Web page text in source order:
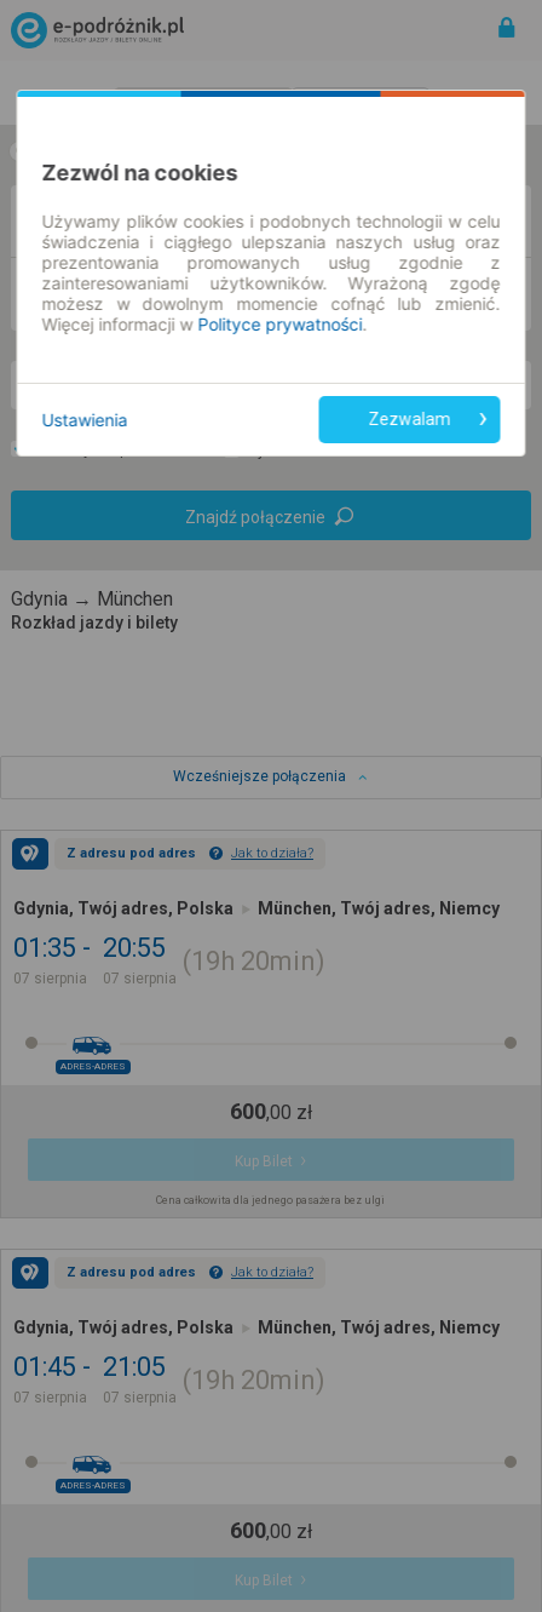
Z
DO
pt. 7 sie. -- : --
Znajdź połączenie
Gdynia → München
Rozkład jazdy i bilety
Wcześniejsze połączenia
Z adresu pod adres Jak to działa?
Gdynia, Twój adres, Polska München, Twój adres, Niemcy
01:35
07 sierpnia
20:55
07 sierpnia
19h 20min
ADRES-ADRES
600,00 zł
Kup Bilet
Cena całkowita dla jednego pasażera bez ulgi
Z adresu pod adres Jak to działa?
Gdynia, Twój adres, Polska München, Twój adres, Niemcy
01:45
07 sierpnia
21:05
07 sierpnia
19h 20min
ADRES-ADRES
600,00 zł
Kup Bilet
Zezwól na cookies
Używamy plików cookies i podobnych technologii w celu
świadczenia i ciągłego ulepszania naszych usług oraz
prezentowania promowanych usług zgodnie z
zainteresowaniami użytkowników. Wyrażoną zgodę
możesz w dowolnym momencie cofnąć lub zmienić.
Więcej informacji w Polityce prywatności.
Ustawienia Zezwalam